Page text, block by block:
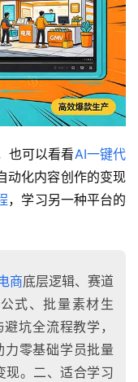
也可以看看AI一键代
动化内容创作的变现
，学习另一种平台的
商底层逻辑、赛道
式、批量素材生
坑全流程教学，
零基础学员批量
现。二、适合学习